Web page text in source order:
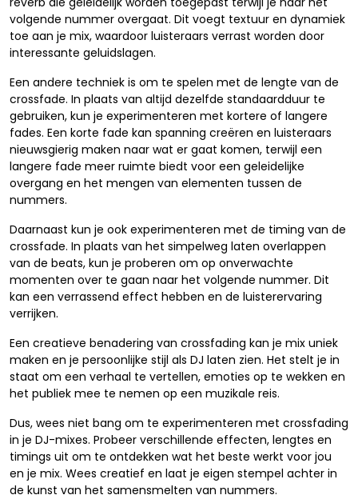
volgende nummer overgaat. Dit voegt textuur en dynamiek
toe aan je mix, waardoor luisteraars verrast worden door
interessante geluidslagen.
Een andere techniek is om te spelen met de lengte van de
crossfade. In plaats van altijd dezelfde standaardduur te
gebruiken, kun je experimenteren met kortere of langere
fades. Een korte fade kan spanning creëren en luisteraars
nieuwsgierig maken naar wat er gaat komen, terwijl een
langere fade meer ruimte biedt voor een geleidelijke
overgang en het mengen van elementen tussen de
nummers.
Daarnaast kun je ook experimenteren met de timing van de
crossfade. In plaats van het simpelweg laten overlappen
van de beats, kun je proberen om op onverwachte
momenten over te gaan naar het volgende nummer. Dit
kan een verrassend effect hebben en de luisterervaring
verrijken.
Een creatieve benadering van crossfading kan je mix uniek
maken en je persoonlijke stijl als DJ laten zien. Het stelt je in
staat om een verhaal te vertellen, emoties op te wekken en
het publiek mee te nemen op een muzikale reis.
Dus, wees niet bang om te experimenteren met crossfading
in je DJ-mixes. Probeer verschillende effecten, lengtes en
timings uit om te ontdekken wat het beste werkt voor jou
en je mix. Wees creatief en laat je eigen stempel achter in
de kunst van het samensmelten van nummers.